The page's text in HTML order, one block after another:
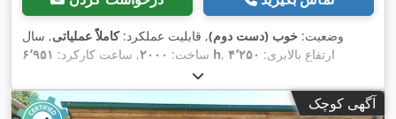
وضعیت: خوب (دست دوم), قابلیت عملکرد:کاملاً عملیاتی, سال
ساخت: ۲۰۰۰, ساعت کارکرد: ۶٬۹۵۱ h , ارتفاع بالابری: ۴٬۲۵۰
, نوع دکل:
(۴۷٫۵۹ اسب بخار), سازنده موتور:Perkins , تجهیزات:اتصال
یدک‌کش, جابجایی جانبی, روشنایی, چنگال پالت, آگهی کوچک